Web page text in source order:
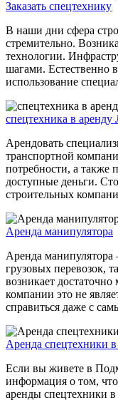
Заказать спецтехнику
В наши дни сфера
стремительно.
технологии.
шагами. Естественно
использование
спецтехника в
Арендовать
транспортной
потребности, а также
доступные деньги.
строительных
Аренда манипулятора
Аренда манипулятора
грузовых перевозок,
возникает
компании это не
справиться даже с
Аренда спецтехники
Если вы живете в
информация о том,
аренды спецтехники